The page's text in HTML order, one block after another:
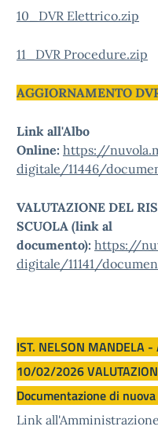
10_DVR Elettrico.zip
11_DVR Procedure.zip
AGGIORNAMENTO
Link all'Albo
Online: https://
digitale/11446/
VALUTAZIONE DEL
SCUOLA (link al
documento): https://
digitale/11141/
IST. NELSON MANDELA
10/02/2026
Documentazione di
Link all'Amministrazione